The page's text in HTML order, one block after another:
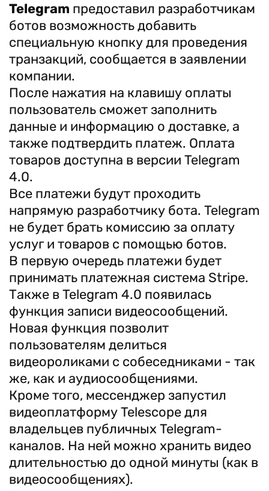
Telegram предоставил разработчикам
ботов возможность добавить
специальную кнопку для проведения
транзакций, сообщается в заявлении
компании.
После нажатия на клавишу оплаты
пользователь сможет заполнить
данные и информацию о доставке, а
также подтвердить платеж. Оплата
товаров доступна в версии Telegram
4.0.
Все платежи будут проходить
напрямую разработчику бота. Telegram
не будет брать комиссию за оплату
услуг и товаров с помощью ботов.
В первую очередь платежи будет
принимать платежная система Stripe.
Также в Telegram 4.0 появилась
функция записи видеосообщений.
Новая функция позволит
пользователям делиться
видеороликами с собеседниками - так
же, как и аудиосообщениями.
Кроме того, мессенджер запустил
видеоплатформу Telescope для
владельцев публичных Telegram-
каналов. На ней можно хранить видео
длительностью до одной минуты (как в
видеосообщениях).